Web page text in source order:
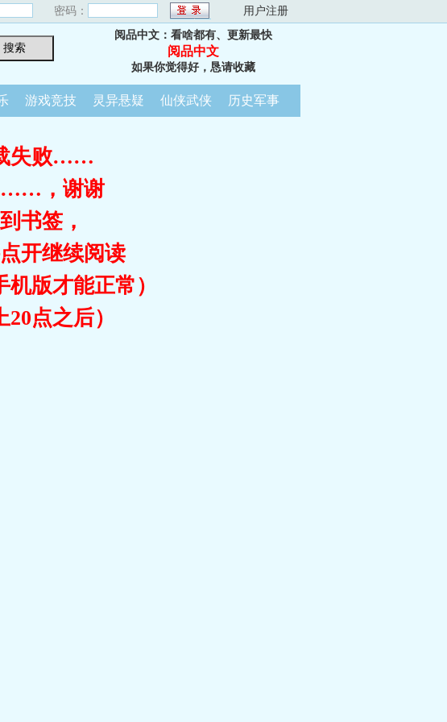
密码： 用户注册
阅品中文：看啥都有、更新最快
阅品中文
如果你觉得好，恳请收藏
游戏竞技 灵异悬疑 仙侠武侠 历史军事
失败……
……，谢谢
书签，
开继续阅读
版才能正常）
点之后）